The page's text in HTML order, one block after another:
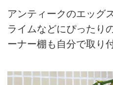
アンティークのエッグ
ライムなどにぴったり
ーナー棚も自分で取り